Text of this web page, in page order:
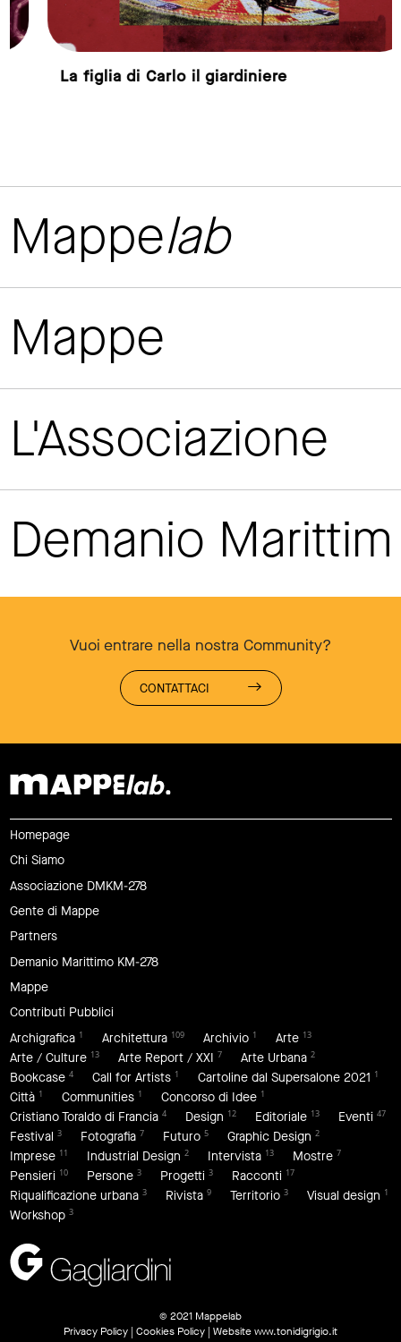
La figlia di Carlo il giardiniere
Mappelab
Mappe
L'Associazione
Demanio
Vuoi entrare nella nostra Community?
CONTATTACI
Homepage
Chi Siamo
Associazione DMKM-278
Gente di Mappe
Partners
Demanio Marittimo KM-278
Mappe
Contributi Pubblici
Archigrafica 1 Architettura 109 Archivio 1 Arte 13
Arte / Culture 13 Arte Report / XXI 7 Arte Urbana 2
Bookcase 4 Call for Artists 1 Cartoline dal Supersalone 2021 1
Città 1 Communities 1 Concorso di Idee 1
Cristiano Toraldo di Francia 4 Design 12 Editoriale 13 Eventi 47
Festival 3 Fotografia 7 Futuro 5 Graphic Design 2
Imprese 11 Industrial Design 2 Intervista 13 Mostre 7
Pensieri 10 Persone 3 Progetti 3 Racconti 17
Riqualificazione urbana 3 Rivista 9 Territorio 3 Visual design 1
Workshop 3
© 2021 Mappelab
Privacy Policy | Cookies Policy | Websitewww.tonidigrigio.it